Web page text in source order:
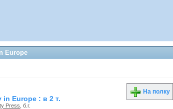
Europe
Europe : в 2 т.
Press , б.г.
На полку